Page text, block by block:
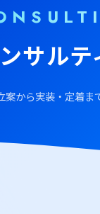
サル
案から実装・定着ま